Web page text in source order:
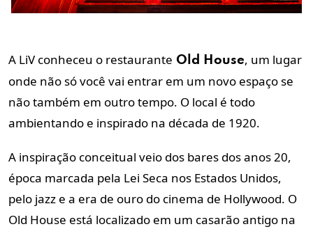
A LiV conheceu o restaurante Old House, um lugar
onde não só você vai entrar em um novo espaço se
não também em outro tempo. O local é todo
ambientando e inspirado na década de 1920.
A inspiração conceitual veio dos bares dos anos 20,
época marcada pela Lei Seca nos Estados Unidos,
pelo jazz e a era de ouro do cinema de Hollywood. O
Old House está localizado em um casarão antigo na